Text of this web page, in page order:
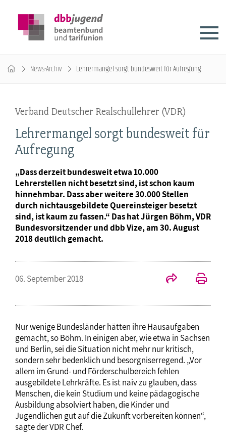
News-Archiv Lehrermangel sorgt bundesweit für Aufregung
Verband Deutscher Realschullehrer (VDR)
Lehrermangel sorgt bundesweit für
Aufregung
„Dass derzeit bundesweit etwa 10.000
Lehrerstellen nicht besetzt sind, ist schon kaum
hinnehmbar. Dass aber weitere 30.000 Stellen
durch nichtausgebildete Quereinsteiger besetzt
sind, ist kaum zu fassen.“ Das hat Jürgen Böhm, VDR
Bundesvorsitzender und dbb Vize, am 30. August
2018 deutlich gemacht.
06. September 2018
Nur wenige Bundesländer hätten ihre Hausaufgaben
gemacht, so Böhm. In einigen aber, wie etwa in Sachsen
und Berlin, sei die Situation nicht mehr nur kritisch,
sondern sehr bedenklich und besorgniserregend. „Vor
allem im Grund- und Förderschulbereich fehlen
ausgebildete Lehrkräfte. Es ist naiv zu glauben, dass
Menschen, die kein Studium und keine pädagogische
Ausbildung absolviert haben, die Kinder und
Jugendlichen gut auf die Zukunft vorbereiten können“,
sagte der VDR Chef.